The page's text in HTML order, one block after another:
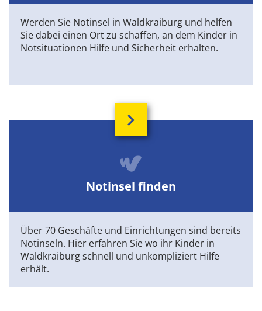
Werden Sie Notinsel in Waldkraiburg und helfen
Sie dabei einen Ort zu schaffen, an dem Kinder in
Notsituationen Hilfe und Sicherheit erhalten.
Notinsel finden
Über 70 Geschäfte und Einrichtungen sind bereits
Notinseln. Hier erfahren Sie wo ihr Kinder in
Waldkraiburg schnell und unkompliziert Hilfe
erhält.